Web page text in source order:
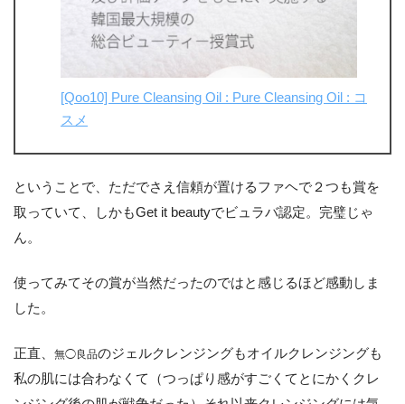
[Qoo10] Pure Cleansing Oil : Pure Cleansing Oil : コ
スメ
ということで、ただでさえ信頼が置けるファヘで２つも賞を
取っていて、しかもGet it beautyでビュラバ認定。完璧じゃ
ん。
使ってみてその賞が当然だったのではと感じるほど感動しま
した。
正直、 無◯良品のジェルクレンジングもオイルクレンジングも
私の肌には合わなくて（つっぱり感がすごくてとにかくクレ